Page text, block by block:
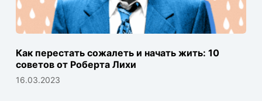
Как перестать сожалеть и начать жить: 10
советов от Роберта Лихи
16.03.2023